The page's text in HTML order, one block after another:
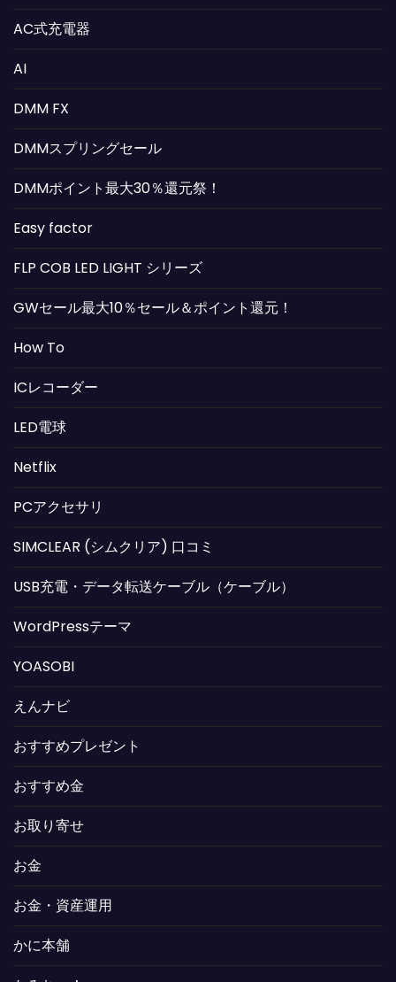
AC式充電器
AI
DMM FX
DMMスプリングセール
DMMポイント最大30％還元祭！
Easy factor
FLP COB LED LIGHT シリーズ
GWセール最大10％セール＆ポイント還元！
How To
ICレコーダー
LED電球
Netflix
PCアクセサリ
SIMCLEAR (シムクリア) 口コミ
USB充電・データ転送ケーブル（ケーブル）
WordPressテーマ
YOASOBI
えんナビ
おすすめプレゼント
おすすめ金
お取り寄せ
お金
お金・資産運用
かに本舗